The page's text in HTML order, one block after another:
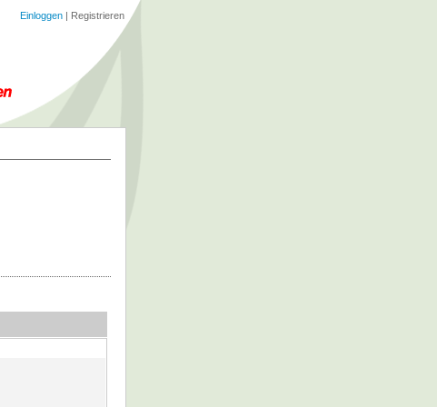
Einloggen | Registrieren